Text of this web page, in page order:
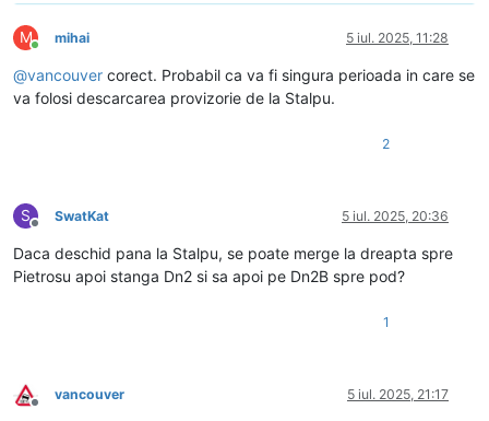
M
Conectat
mihai 5 iul. 2025, 11:28
@vancouver corect. Probabil ca va fi singura perioada in care se
va folosi descarcarea provizorie de la Stalpu.
2
S
Deconectat
SwatKat 5 iul. 2025, 20:36
Daca deschid pana la Stalpu, se poate merge la dreapta spre
Pietrosu apoi stanga Dn2 si sa apoi pe Dn2B spre pod?
1
Deconectat
vancouver 5 iul. 2025, 21:17